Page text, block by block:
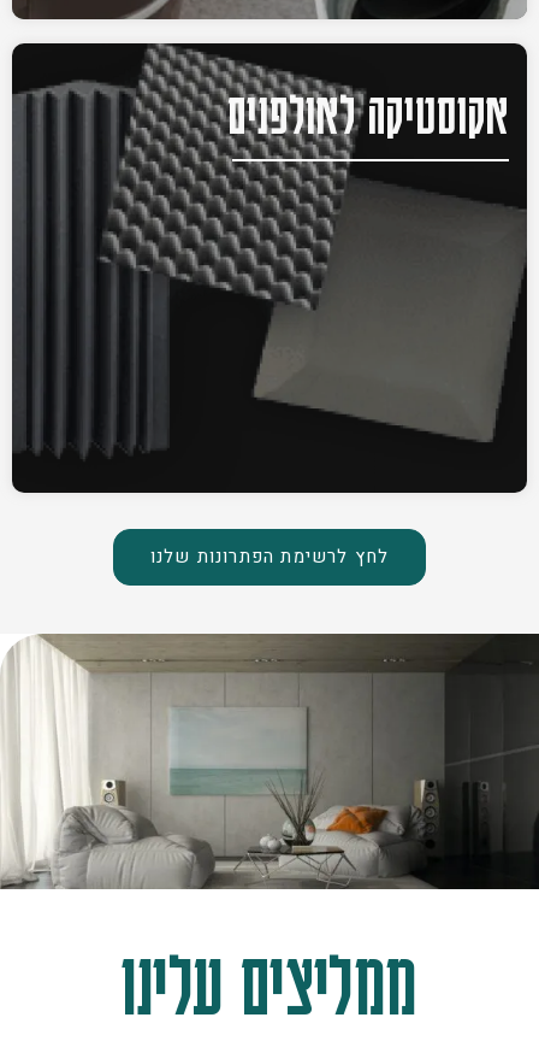
אקוסטיקה לאולפנים
לחץ לרשימת הפתרונות שלנו
ממליצים עלינו